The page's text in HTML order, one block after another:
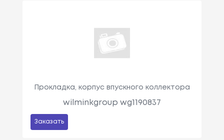
Прокладка, корпус впускного коллектора
wilminkgroup wg1190837
Заказать